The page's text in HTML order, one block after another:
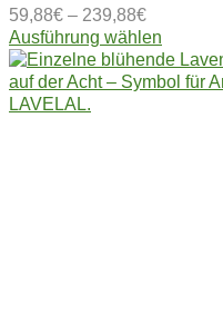
59,88€ – 239,88€
Ausführung wählen
Produkt
weist